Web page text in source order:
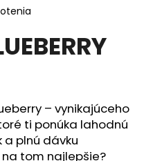
– vynikajúceho
ti ponúka lahodnú
plnú dávku
tom najlepšie?